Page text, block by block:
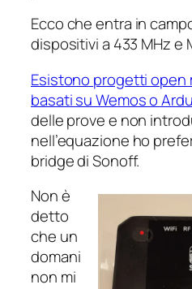
Ecco che entra in
dispositivi a 433 MHz e
Esistono progetti
basati su Wemos o
delle prove e non
nell’equazione ho
bridge di Sonoff.
Non è
detto
che un
domani
non mi